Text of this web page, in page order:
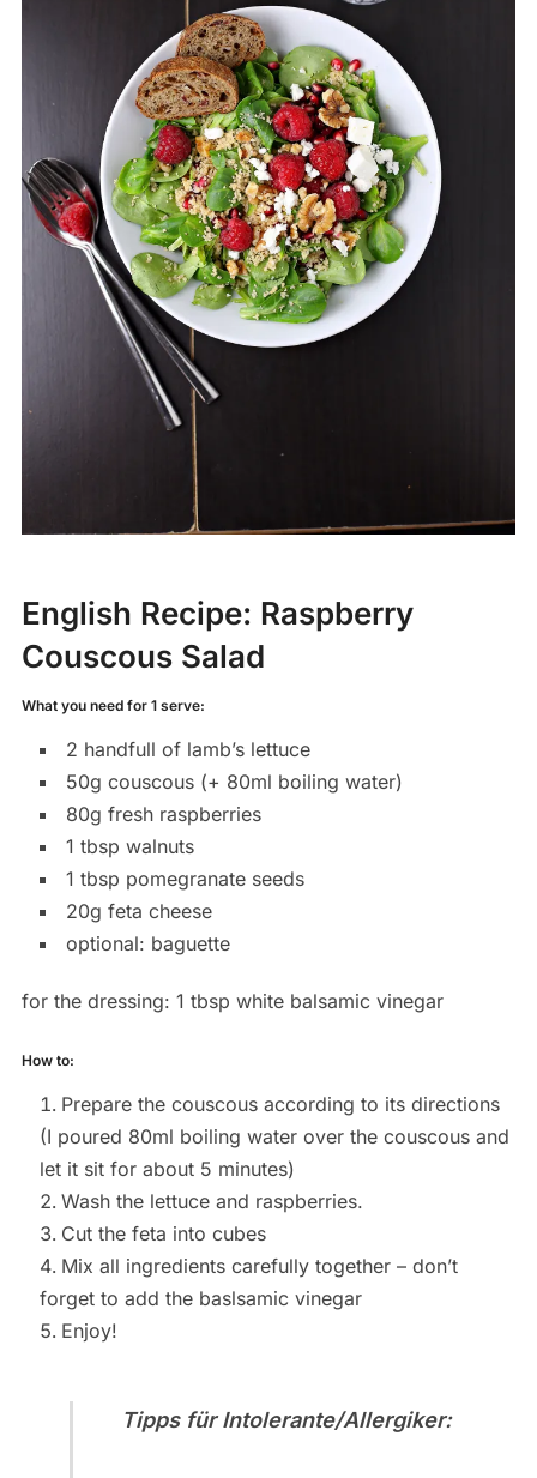
English Recipe: Raspberry
Couscous Salad
What you need for 1 serve:
2 handfull of lamb’s lettuce
50g couscous (+ 80ml boiling water)
80g fresh raspberries
1 tbsp walnuts
1 tbsp pomegranate seeds
20g feta cheese
optional: baguette
for the dressing: 1 tbsp white balsamic vinegar
How to:
Prepare the couscous according to its directions
(I poured 80ml boiling water over the couscous and
let it sit for about 5 minutes)
Wash the lettuce and raspberries.
Cut the feta into cubes
Mix all ingredients carefully together – don’t
forget to add the baslsamic vinegar
Enjoy!
Tipps für Intolerante/Allergiker: